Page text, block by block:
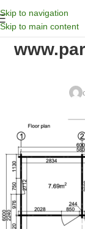
Skip to navigation
Skip to main content